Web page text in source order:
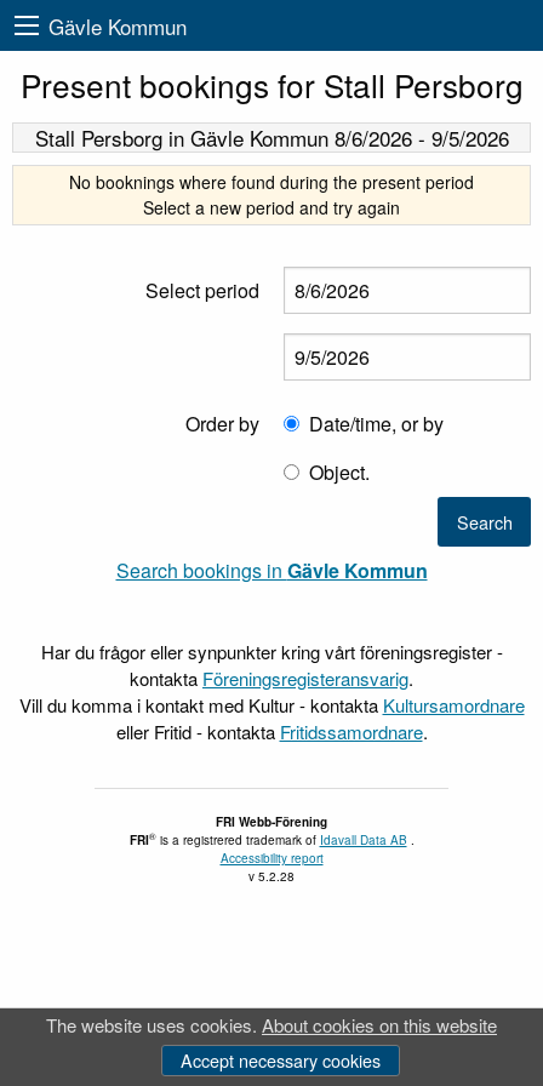
Gävle Kommun
Present bookings for Stall Persborg
Stall Persborgin Gävle Kommun 8/6/2026- 9/5/2026
No booknings where found during the present period
Select a new period and try again
Select period
Order by
Date/time, or by
Object.
Search bookings in Gävle Kommun
Har du frågor eller synpunkter kring vårt föreningsregister -
kontakta Föreningsregisteransvarig.
Vill du komma i kontakt med Kultur - kontakta Kultursamordnare
eller Fritid - kontakta Fritidssamordnare.
FRI Webb-Förening
FRI®is a registrered trademark of Idavall Data AB
Accessibility report
v 5.2.28
The website uses cookies. About cookies on this website
Accept necessary cookies